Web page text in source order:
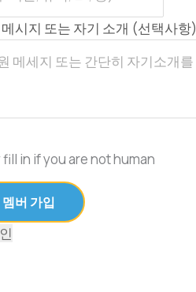
시지 또는 자기 소개 (선택사항)
in if you are not human